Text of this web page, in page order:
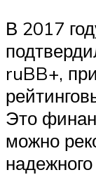
В 2017
ruBB+,
Это
можно